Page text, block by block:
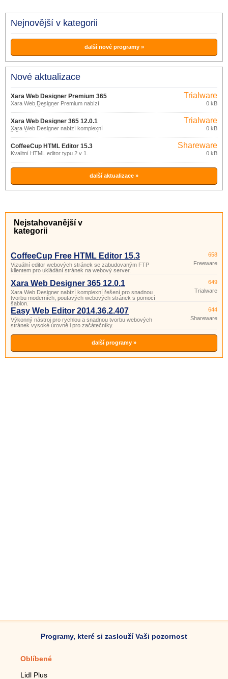
Nejnovější v kategorii
další nové programy »
Nové aktualizace
Xara Web Designer Premium 365
12.4.0
Xara Web Designer Premium nabízí
komplexní řešení pro snadnou tvorbu
moderních, poutavých webových
stránek s pomocí šablon.
Trialware
0 kB
Xara Web Designer 365 12.0.1
Xara Web Designer nabízí komplexní
řešení pro snadnou tvorbu moderních,
poutavých webových stránek s pomocí
šablon.
Trialware
0 kB
CoffeeCup HTML Editor 15.3
Kvalitní HTML editor typu 2 v 1.
Shareware
0 kB
další aktualizace »
Nejstahovanější v
kategorii
CoffeeCup Free HTML Editor 15.3
Vizuální editor webových stránek se zabudovaným FTP
klientem pro ukládání stránek na webový server.
658
Freeware
Xara Web Designer 365 12.0.1
Xara Web Designer nabízí komplexní řešení pro snadnou
tvorbu moderních, poutavých webových stránek s pomocí
šablon.
649
Trialware
Easy Web Editor 2014.36.2.407
Výkonný nástroj pro rychlou a snadnou tvorbu webových
stránek vysoké úrovně i pro začátečníky.
644
Shareware
další programy »
Programy, které si zaslouží Vaši pozornost
Oblíbené
Lidl Plus